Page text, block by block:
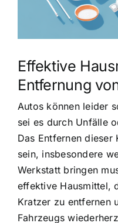
Effektive
Entfernung
Autos können leider
sei es durch Unfälle
Das Entfernen
sein, insbesondere
Werkstatt bringen
effektive Hausmittel,
Kratzer zu entfernen
Fahrzeugs